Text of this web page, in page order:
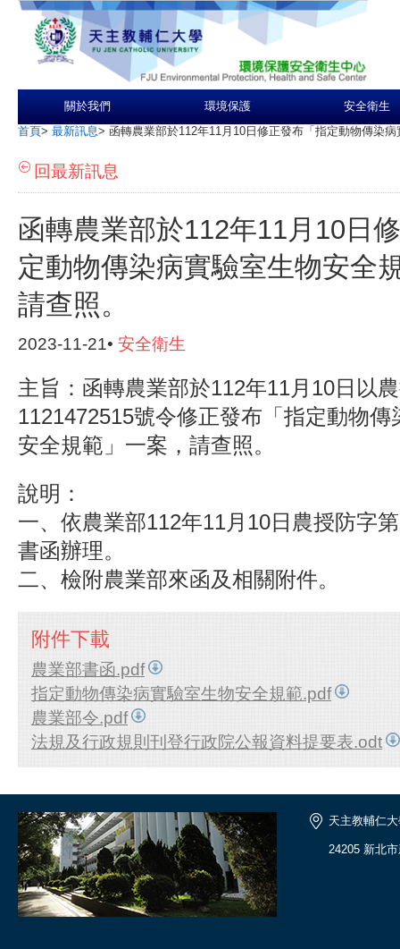
關於我們 環境保護 安全衛生
首頁> 最新訊息> 函轉農業部於112年11月10日修正發布「指定動物傳染
回最新訊息
函轉農業部於112年11月10日
定動物傳染病實驗室生物安全
請查照。
2023-11-21• 安全衛生
主旨：函轉農業部於112年11月10日以
1121472515號令修正發布「指定動物傳
安全規範」一案，請查照。
說明：
一、依農業部112年11月10日農授防字
書函辦理。
二、檢附農業部來函及相關附件。
附件下載
農業部書函.pdf
指定動物傳染病實驗室生物安全規範.pdf
農業部令.pdf
法規及行政規則刊登行政院公報資料提要表.odt
天主教輔仁
24205 新北